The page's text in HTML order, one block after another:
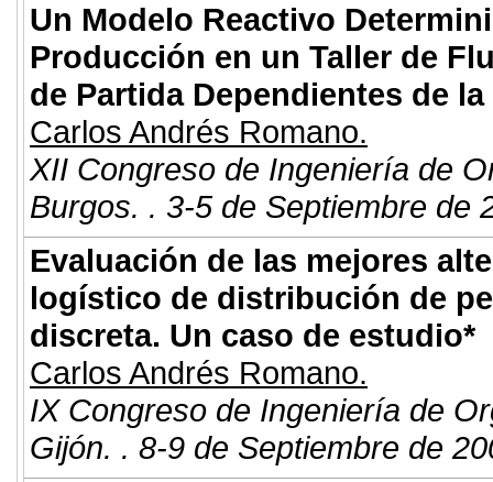
Un Modelo Reactivo
Producción en un Taller de
de Partida Dependientes de
Carlos Andrés Romano.
XII Congreso de Ingeniería de
Burgos. . 3-5 de Septiembre de
Evaluación de las mejores
logístico de distribución de
discreta. Un caso de estudio*
Carlos Andrés Romano.
IX Congreso de Ingeniería de
Gijón. . 8-9 de Septiembre de